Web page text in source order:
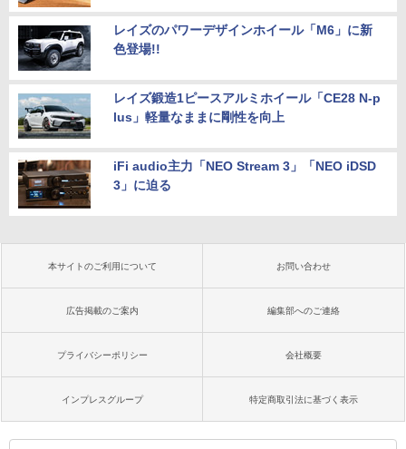
レイズのパワーデザインホイール「M6」に新
色登場!!
レイズ鍛造1ピースアルミホイール「CE28 N-p
lus」軽量なままに剛性を向上
iFi audio主力「NEO Stream 3」「NEO iDSD
3」に迫る
本サイトのご利用について お問い合わせ
広告掲載のご案内 編集部へのご連絡
プライバシーポリシー 会社概要
インプレスグループ 特定商取引法に基づく表示